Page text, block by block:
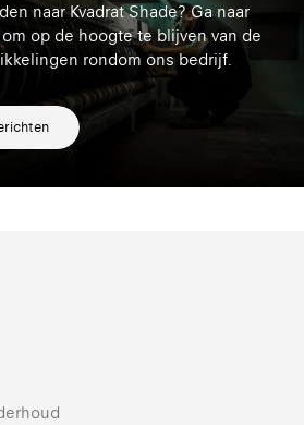
naar Kvadrat Shade? Ga naar
op de hoogte te blijven van de
rondom ons bedrijf.